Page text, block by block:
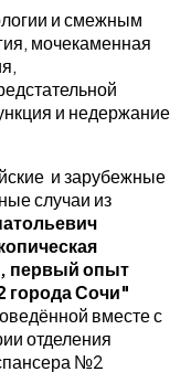
и смежным
мочекаменная
и недержание
и зарубежные
случаи из
первый опыт
города Сочи"
вместе с
отделения
№2